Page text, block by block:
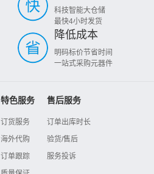
科技智能大仓储
最快4小时发货
降低成本
明码标价节省时间
一站式采购元器件
特色服务
订货服务
海外代购
订单跟踪
售后服务
订单出库时长
验货/售后
服务投诉